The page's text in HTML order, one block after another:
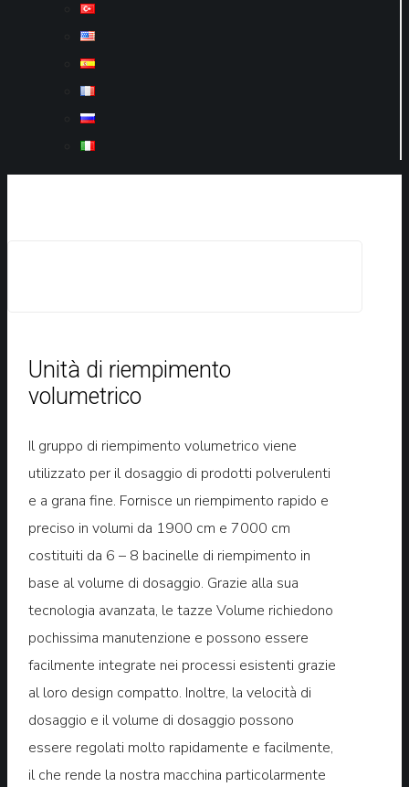
Unità di riempimento
volumetrico
Il gruppo di riempimento volumetrico viene
utilizzato per il dosaggio di prodotti polverulenti
e a grana fine. Fornisce un riempimento rapido e
preciso in volumi da 1900 cm e 7000 cm
costituiti da 6 – 8 bacinelle di riempimento in
base al volume di dosaggio. Grazie alla sua
tecnologia avanzata, le tazze Volume richiedono
pochissima manutenzione e possono essere
facilmente integrate nei processi esistenti grazie
al loro design compatto. Inoltre, la velocità di
dosaggio e il volume di dosaggio possono
essere regolati molto rapidamente e facilmente,
il che rende la nostra macchina particolarmente